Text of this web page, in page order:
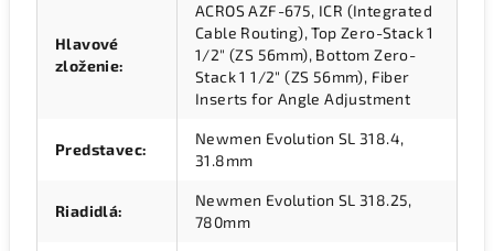
Hlavové
zloženie:
ACROS AZF-675, ICR (Integrated
Cable Routing), Top Zero-Stack 1
1/2" (ZS 56mm), Bottom Zero-
Stack 1 1/2" (ZS 56mm), Fiber
Inserts for Angle Adjustment
Predstavec:
Newmen Evolution SL 318.4,
31.8mm
Riadidlá:
Newmen Evolution SL 318.25,
780mm